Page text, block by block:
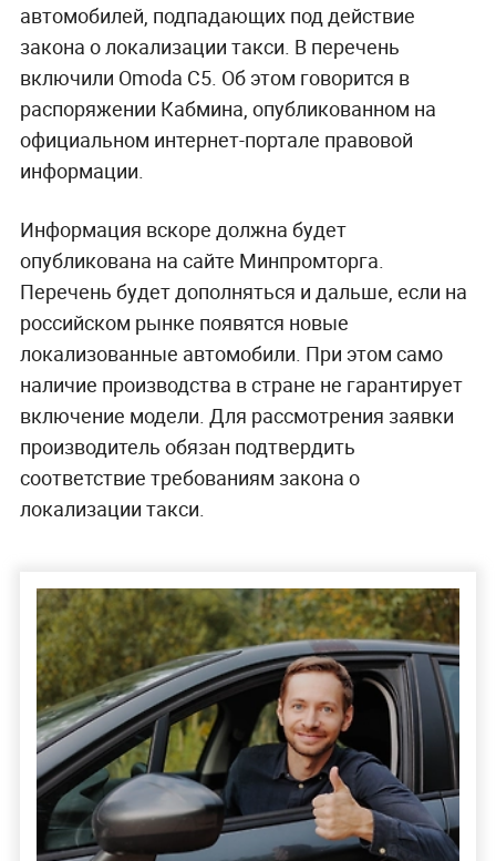
автомобилей, подпадающих под действие
закона о локализации такси. В перечень
включили Omoda C5. Об этом говорится в
распоряжении Кабмина, опубликованном на
официальном интернет-портале правовой
информации.
Информация вскоре должна будет
опубликована на сайте Минпромторга.
Перечень будет дополняться и дальше, если на
российском рынке появятся новые
локализованные автомобили. При этом само
наличие производства в стране не гарантирует
включение модели. Для рассмотрения заявки
производитель обязан подтвердить
соответствие требованиям закона о
локализации такси.